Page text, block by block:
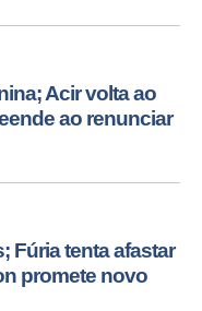
Acir volta ao
ao renunciar
Fúria tenta afastar
promete novo